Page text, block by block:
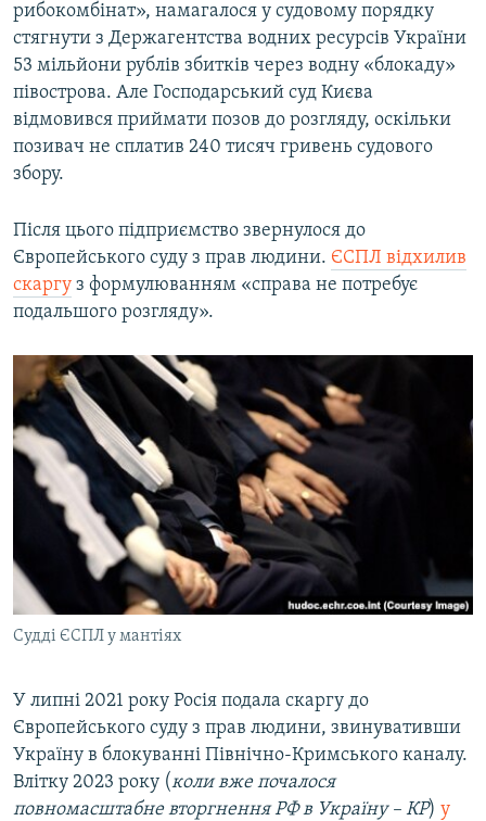
рибокомбінат», намагалося у судовому порядку
стягнути з Держагентства водних ресурсів України
53 мільйони рублів збитків через водну «блокаду»
півострова. Але Господарський суд Києва
відмовився приймати позов до розгляду, оскільки
позивач не сплатив 240 тисяч гривень судового
збору.
Після цього підприємство звернулося до
Європейського суду з прав людини. ЄСПЛ відхилив
скаргу з формулюванням «справа не потребує
подальшого розгляду».
Судді ЄСПЛ у мантіях
У липні 2021 року Росія подала скаргу до
Європейського суду з прав людини, звинувативши
Україну в блокуванні Північно-Кримського каналу.
Влітку 2023 року (коли вже почалося
повномасштабне вторгнення РФ в Україну – КР) у